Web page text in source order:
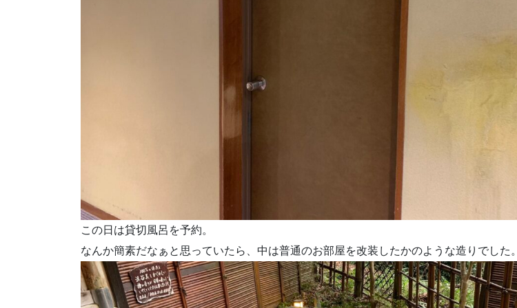
この日は貸切風呂を予約。
なんか簡素だなぁと思っていたら、中は普通のお部屋を改装したかのような造りでした。